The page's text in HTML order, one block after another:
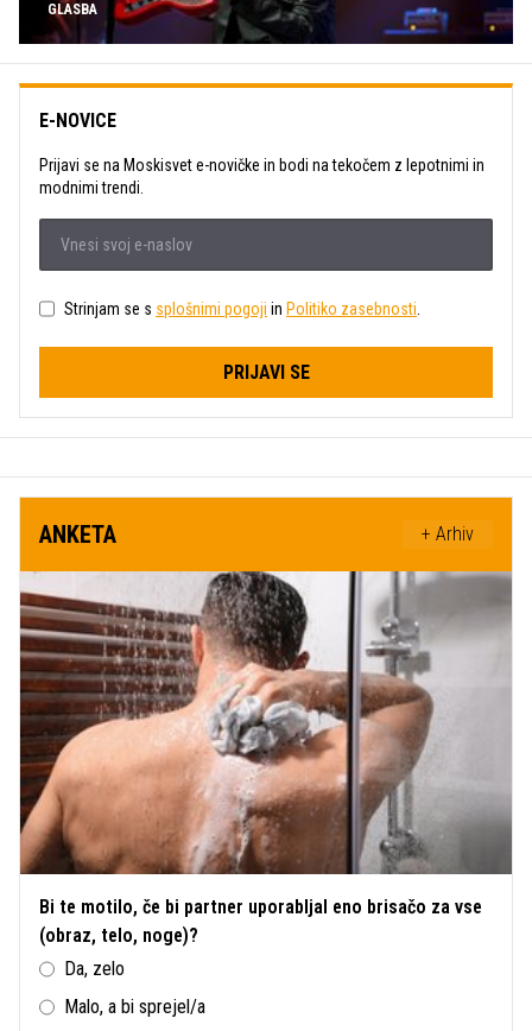
GLASBA
E-NOVICE
Prijavi se na Moskisvet e-novičke in bodi na tekočem z lepotnimi in
modnimi trendi.
Strinjam se s splošnimi pogoji in Politiko zasebnosti
PRIJAVI SE
ANKETA + Arhiv
Bi te motilo, če bi partner uporabljal eno brisačo za vse
(obraz, telo, noge)?
Da, zelo
Malo, a bi sprejel/a